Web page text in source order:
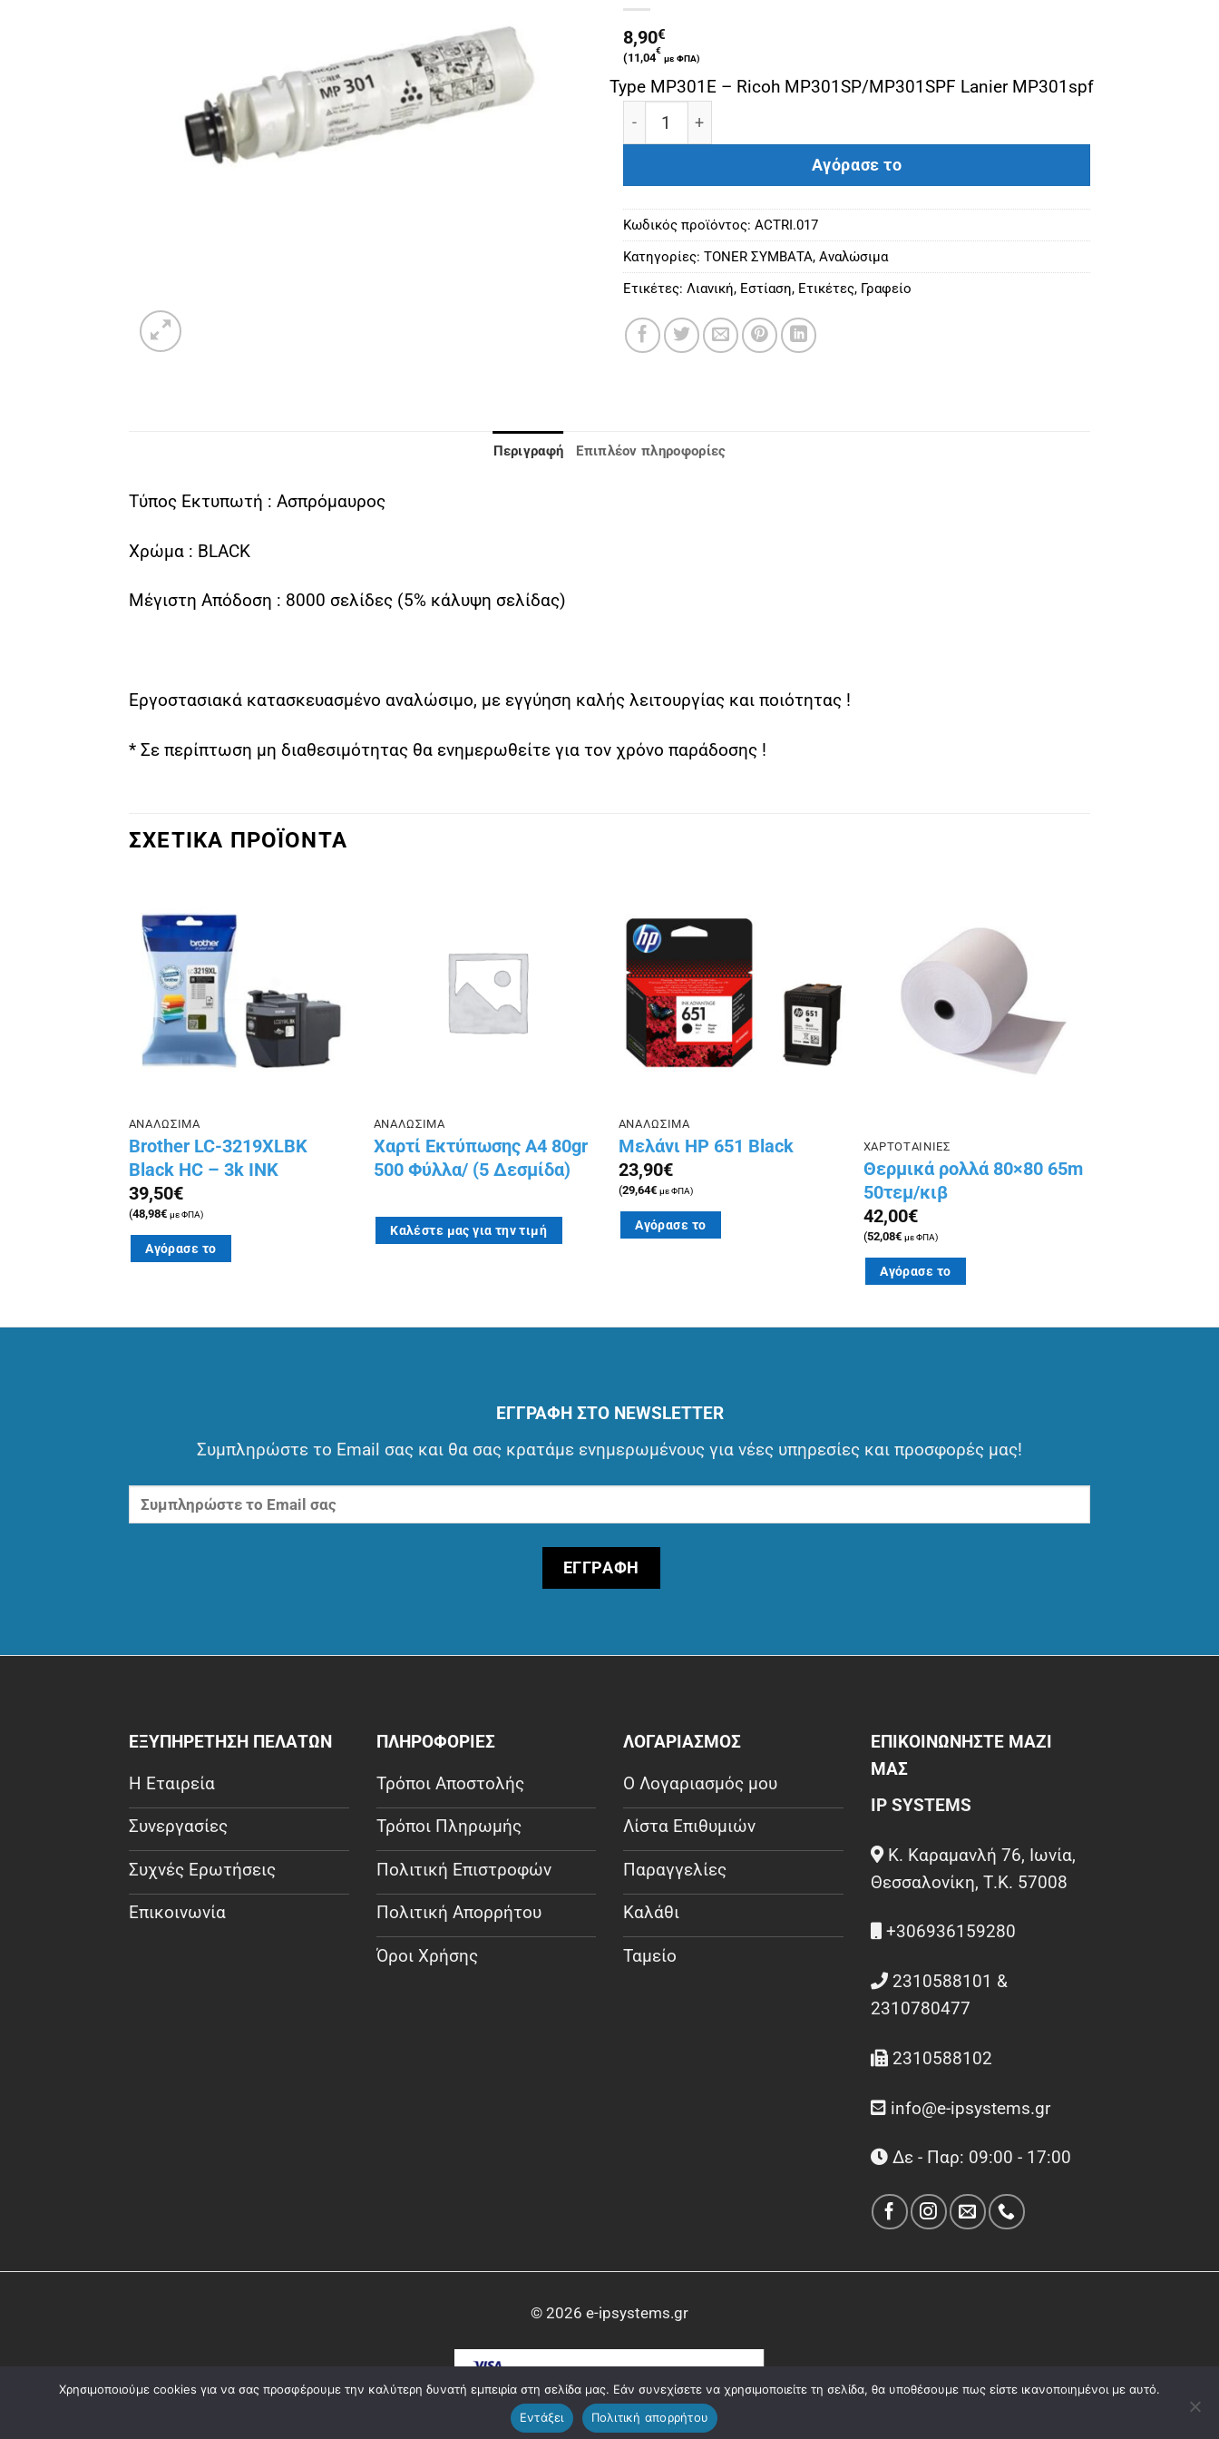
8,90€
(11,04
€
με ΦΠΑ)
Type MP301E – Ricoh MP301SP/MP301SPF Lanier MP301spf
RICOH ΣΥΜΒΑΤΟ TONER SP301, MP301 (842025, 841913) BLACK(8000) ποσότητα
Αγόρασε το
Κωδικός προϊόντος: ACTRI.017
Κατηγορίες: ΤΟΝΕR ΣΥΜΒΑΤΑ, Αναλώσιμα
Ετικέτες: Λιανική, Εστίαση, Ετικέτες, Γραφείο
Περιγραφή Επιπλέον πληροφορίες
Τύπος Εκτυπωτή : Ασπρόμαυρος
Χρώμα : BLACK
Μέγιστη Απόδοση : 8000 σελίδες (5% κάλυψη σελίδας)
Εργοστασιακά κατασκευασμένο αναλώσιμο, με εγγύηση καλής λειτουργίας και ποιότητας !
* Σε περίπτωση μη διαθεσιμότητας θα ενημερωθείτε για τον χρόνο παράδοσης !
ΣΧΕΤΙΚΑ ΠΡΟΪΟΝΤΑ
ΑΝΑΛΩΣΙΜΑ
Brother LC-3219XLBK
Black HC – 3k ΙΝΚ
39,50€
(48,98€ με ΦΠΑ)
Αγόρασε το
στην λίστα
επιθυμιών
ΑΝΑΛΩΣΙΜΑ
Χαρτί Εκτύπωσης Α4 80gr
500 Φύλλα/ (5 Δεσμίδα)
Καλέστε μας για την τιμή
ΑΝΑΛΩΣΙΜΑ
Μελάνι HP 651 Black
23,90€
(29,64€ με ΦΠΑ)
Αγόρασε το
στην λίστα
επιθυμιών
ΧΑΡΤΟΤΑΙΝΙΕΣ
Θερμικά ρολλά 80×80 65m
50τεμ/κιβ
42,00€
(52,08€ με ΦΠΑ)
Αγόρασε το
ΕΓΓΡΑΦΗ ΣΤΟ NEWSLETTER
Συμπληρώστε το Email σας και θα σας κρατάμε ενημερωμένους για νέες υπηρεσίες και προσφορές μας!
ΕΞΥΠΗΡΕΤΗΣΗ ΠΕΛΑΤΩΝ
Η Εταιρεία
Συνεργασίες
Συχνές Ερωτήσεις
Επικοινωνία
ΠΛΗΡΟΦΟΡΙΕΣ
Τρόποι Αποστολής
Τρόποι Πληρωμής
Πολιτική Επιστροφών
Πολιτική Απορρήτου
Όροι Χρήσης
ΛΟΓΑΡΙΑΣΜΟΣ
Ο Λογαριασμός μου
Λίστα Επιθυμιών
Παραγγελίες
Καλάθι
Ταμείο
ΕΠΙΚΟΙΝΩΝΗΣΤΕ ΜΑΖΙ
ΜΑΣ
IP SYSTEMS
Κ. Καραμανλή 76, Ιωνία,
Θεσσαλονίκη, Τ.Κ. 57008
+306936159280
2310588101 &
2310780477
2310588102
info@e-ipsystems.gr
Δε - Παρ: 09:00 - 17:00
© 2026 e-ipsystems.gr
Χρησιμοποιούμε cookies για να σας προσφέρουμε την καλύτερη δυνατή εμπειρία στη σελίδα μας. Εάν συνεχίσετε να χρησιμοποιείτε τη σελίδα, θα υποθέσουμε πως είστε ικανοποιημένοι με αυτό.
Εντάξει
Πολιτική απορρήτου